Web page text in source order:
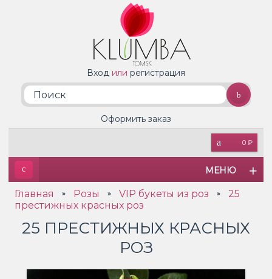
Вход или регистрация
0 ₽
Оформить заказ
МЕНЮ
Главная » Розы » VIP букеты из роз »
25
престижных красных роз
25 ПРЕСТИЖНЫХ КРАСНЫХ
РОЗ